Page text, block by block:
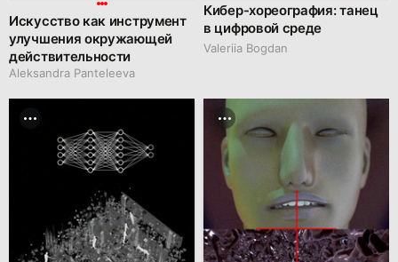
Искусство как инструмент
улучшения окружающей
действительности
Aleksandra Panteleeva
Кибер-хореография: танец
в цифровой среде
Valeriia Bogdan